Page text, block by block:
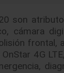
son
cámara
4G